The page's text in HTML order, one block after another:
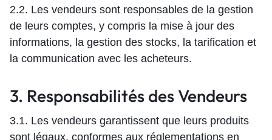
2.2. Les vendeurs sont responsables de la gestion
de leurs comptes, y compris la mise à jour des
informations, la gestion des stocks, la tarification et
la communication avec les acheteurs.
3. Responsabilités des Vendeurs
3.1. Les vendeurs garantissent que leurs produits
sont légaux, conformes aux réglementations en